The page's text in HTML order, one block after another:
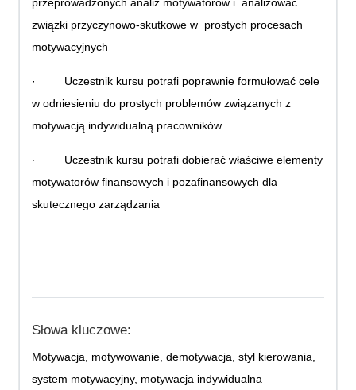
związki przyczynowo-skutkowe w prostych procesach
motywacyjnych
· Uczestnik kursu potrafi poprawnie formułować cele
w odniesieniu do prostych problemów związanych z
motywacją indywidualną pracowników
· Uczestnik kursu potrafi dobierać właściwe elementy
motywatorów finansowych i pozafinansowych dla
skutecznego zarządzania
Słowa kluczowe:
Motywacja, motywowanie, demotywacja, styl kierowania,
system motywacyjny, motywacja indywidualna